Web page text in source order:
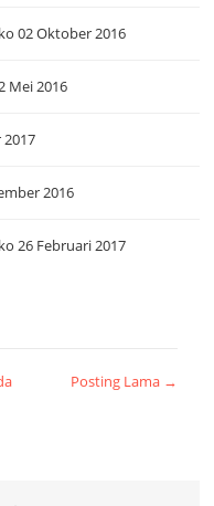
02 Oktober 2016
Mei 2016
2016
26 Februari 2017
Posting Lama →